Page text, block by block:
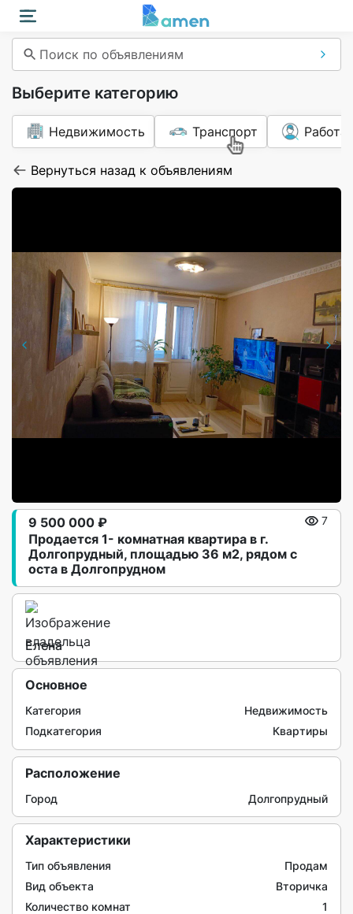
Поиск по объявлениям
Выберите категорию
Недвижимость Транспорт Работа
Вернуться назад к объявлениям
Продается 1- комнатная квартира в г.
Долгопрудный, площадью 36 м2, рядом с
оста в Долгопрудном
9 500 000 ₽ 7
Елена
Основное
Категория
Недвижимость
Подкатегория
Квартиры
Расположение
Город Долгопрудный
Характеристики
Тип объявления
Продам
Вид объекта
Вторичка
Количество комнат
1